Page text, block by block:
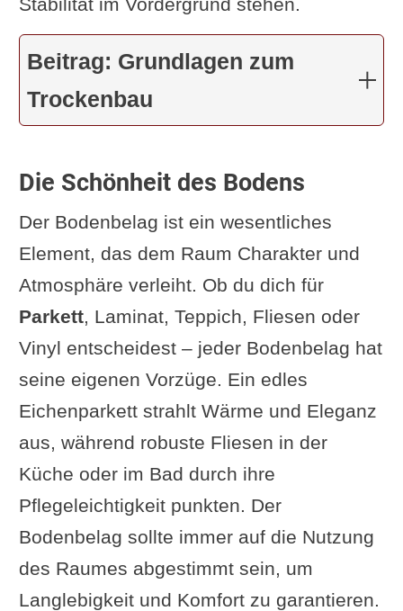
Beitrag: Grundlagen zum
Trockenbau
Die Schönheit des Bodens
Der Bodenbelag ist ein wesentliches
Element, das dem Raum Charakter und
Atmosphäre verleiht. Ob du dich für
Parkett, Laminat, Teppich, Fliesen oder
Vinyl entscheidest – jeder Bodenbelag hat
seine eigenen Vorzüge. Ein edles
Eichenparkett strahlt Wärme und Eleganz
aus, während robuste Fliesen in der
Küche oder im Bad durch ihre
Pflegeleichtigkeit punkten. Der
Bodenbelag sollte immer auf die Nutzung
des Raumes abgestimmt sein, um
Langlebigkeit und Komfort zu garantieren.